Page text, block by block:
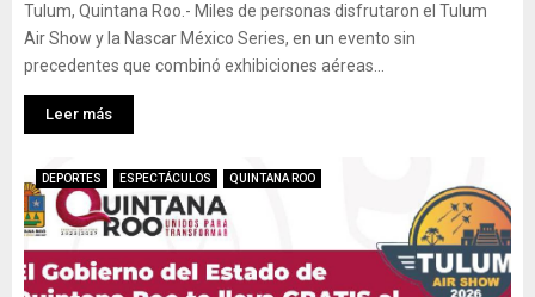
Tulum, Quintana Roo.- Miles de personas disfrutaron el Tulum
Air Show y la Nascar México Series, en un evento sin
precedentes que combinó exhibiciones aéreas...
Leer más
DEPORTES ESPECTÁCULOS QUINTANA ROO